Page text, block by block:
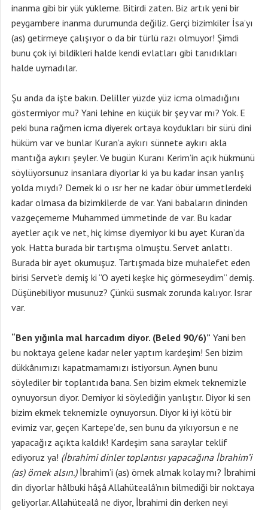
inanma gibi bir yük yükleme. Bitirdi zaten. Biz artık yeni bir
peygambere inanma durumunda değiliz. Gerçi bizimkiler İsa’yı
(as) getirmeye çalışıyor o da bir türlü razı olmuyor! Şimdi
bunu çok iyi bildikleri halde kendi evlatları gibi tanıdıkları
halde uymadılar.
Şu anda da işte bakın. Deliller yüzde yüz icma olmadığını
göstermiyor mu? Yani lehine en küçük bir şey var mı? Yok. E
peki buna rağmen icma diyerek ortaya koydukları bir sürü dini
hüküm var ve bunlar Kuran’a aykırı sünnete aykırı akla
mantığa aykırı şeyler. Ve bugün Kuranı Kerim’in açık hükmünü
söylüyorsunuz insanlara diyorlar ki ya bu kadar insan yanlış
yolda mıydı? Demek ki o ısr her ne kadar öbür ümmetlerdeki
kadar olmasa da bizimkilerde de var. Yani babaların dininden
vazgeçememe Muhammed ümmetinde de var. Bu kadar
ayetler açık ve net, hiç kimse diyemiyor ki bu ayet Kuran’da
yok. Hatta burada bir tartışma olmuştu. Servet anlattı.
Burada bir ayet okumuşuz. Tartışmada bize muhalefet eden
birisi Servet’e demiş ki “O ayeti keşke hiç görmeseydim” demiş.
Düşünebiliyor musunuz? Çünkü susmak zorunda kalıyor. Israr
var.
“Ben yığınla mal harcadım diyor. (Beled 90/6)” Yani ben
bu noktaya gelene kadar neler yaptım kardeşim! Sen bizim
dükkânımızı kapatmamamızı istiyorsun. Aynen bunu
söylediler bir toplantıda bana. Sen bizim ekmek teknemizle
oynuyorsun diyor. Demiyor ki söylediğin yanlıştır. Diyor ki sen
bizim ekmek teknemizle oynuyorsun. Diyor ki iyi kötü bir
evimiz var, geçen Kartepe’de, sen bunu da yıkıyorsun e ne
yapacağız açıkta kaldık! Kardeşim sana saraylar teklif
ediyoruz ya! (İbrahimi dinler toplantısı yapacağına İbrahim’i
(as) örnek alsın.)İbrahim’i (as) örnek almak kolay mı? İbrahimi
din diyorlar hâlbuki hâşâ Allahütealâ’nın bilmediği bir noktaya
geliyorlar. Allahütealâ ne diyor, İbrahimi din derken neyi